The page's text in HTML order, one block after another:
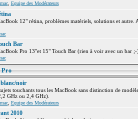
, Equipe des Modérateurs
12" rétina, problèmes matériels, solutions et
Bar
Pro 13"et 15" Touch Bar (rien à voir avec un bar
noir
touchants tous les MacBook sans distinction de
GHz ou 2,4 GHz).
, Equipe des Modérateurs
2010